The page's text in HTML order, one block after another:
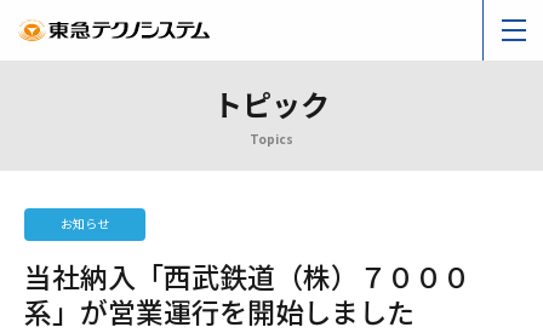
トピック
Topics
お知らせ
当社納入「西武鉄道（株）７０００
系」が営業運行を開始しました